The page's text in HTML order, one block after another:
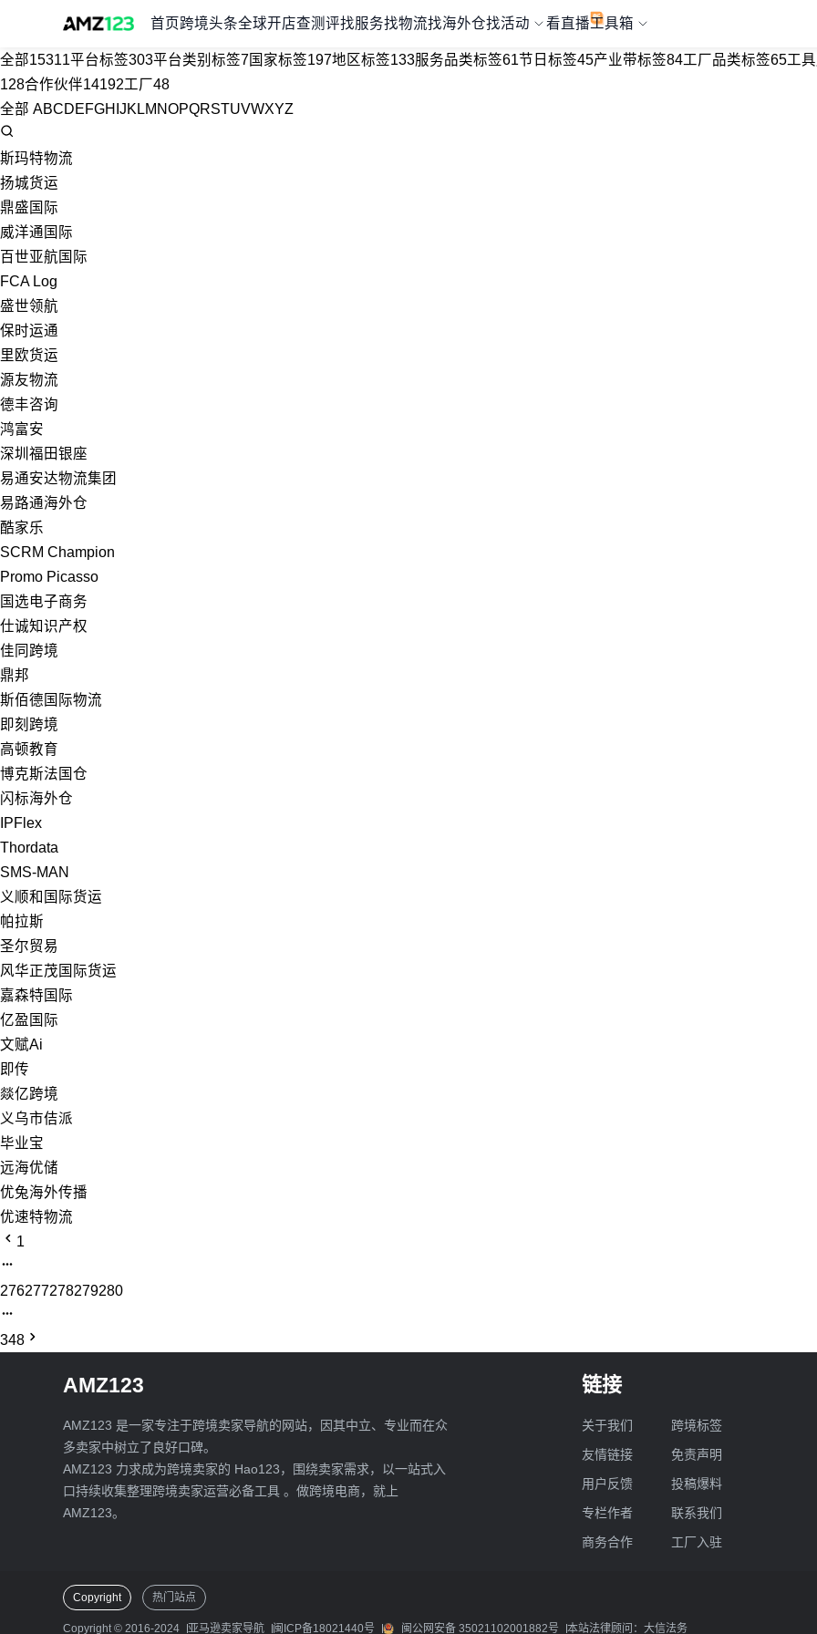
首页 跨境头条全球开店查测评找服务找物流找海外仓找活动 看直播工具箱
全部15311平台标签303平台类别标签7国家标签197地区标签133服务品类标签61节日标签45产业带标签84工厂品类标签65工
128合作伙伴14192工厂48
全部 ABCDEFGH JK LM NOPQRSTUVWXYZ
斯玛特物流
扬城货运
鼎盛国际
威洋通国际
百世亚航国际
FCA Log
盛世领航
保时运通
里欧货运
源友物流
德丰咨询
鸿富安
深圳福田银座
易通安达物流集团
易路通海外仓
酷家乐
SCRM Champion
Promo Picasso
国选电子商务
仕诚知识产权
佳同跨境
鼎邦
斯佰德国际物流
即刻跨境
高顿教育
博克斯法国仓
闪标海外仓
IPFlex
Thordata
SMS-MAN
义顺和国际货运
帕拉斯
圣尔贸易
风华正茂国际货运
嘉森特国际
亿盈国际
文赋Ai
即传
燚亿跨境
义乌市佶派
毕业宝
远海优储
优兔海外传播
优速特物流
1
276277278279280
348
AMZ123
AMZ123 是一家专注于跨境卖家导航的网站，因其中立、专业而在众
多卖家中树立了良好口碑。
AMZ123 力求成为跨境卖家的 Hao123，围绕卖家需求，以一站式入
口持续收集整理跨境卖家运营必备工具 。做跨境电商，就上
AMZ123。
链接
关于我们
跨境标签
友情链接
免责声明
用户反馈
投稿爆料
专栏作者
联系我们
商务合作
工厂入驻
Copyright 热门站点
Copyright © 2016-2024 亚马逊卖家导航 闽ICP备18021440号 闽公网安备 35021102001882号 本站法律顾问：大信法务